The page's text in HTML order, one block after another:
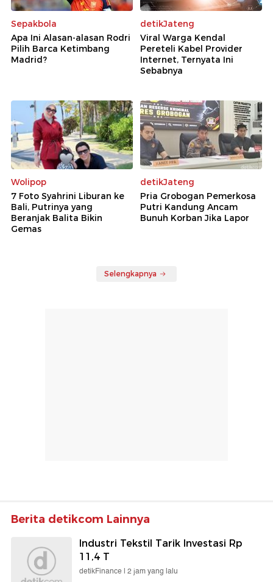
Sepakbola
Apa Ini Alasan-alasan Rodri
Pilih Barca Ketimbang
Madrid?
detikJateng
Viral Warga Kendal
Pereteli Kabel Provider
Internet, Ternyata Ini
Sebabnya
Wolipop
7 Foto Syahrini Liburan ke
Bali, Putrinya yang
Beranjak Balita Bikin
Gemas
detikJateng
Pria Grobogan Pemerkosa
Putri Kandung Ancam
Bunuh Korban Jika Lapor
Selengkapnya
Berita detikcom Lainnya
Industri Tekstil Tarik Investasi Rp
11,4 T
detikFinance | 2 jam yang lalu